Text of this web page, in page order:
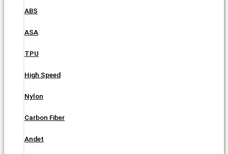
ABS
ASA
TPU
High Speed
Nylon
Carbon Fiber
Andet